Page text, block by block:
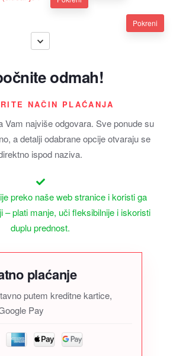
Pokreni
odmah!
NAČIN PLAĆANJA
Vam najviše odgovara. Sve ponude su
a detalji odabrane opcije otvaraju se
ispod naziva.
preko naše web stranice i koristi ga
– plati manje, uči fleksibilnije i iskoristi
duplu prednost.
plaćanje
putem kreditne kartice,
Pay